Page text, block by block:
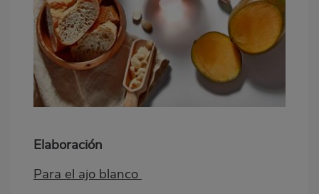
Elaboración
Para el ajo blanco